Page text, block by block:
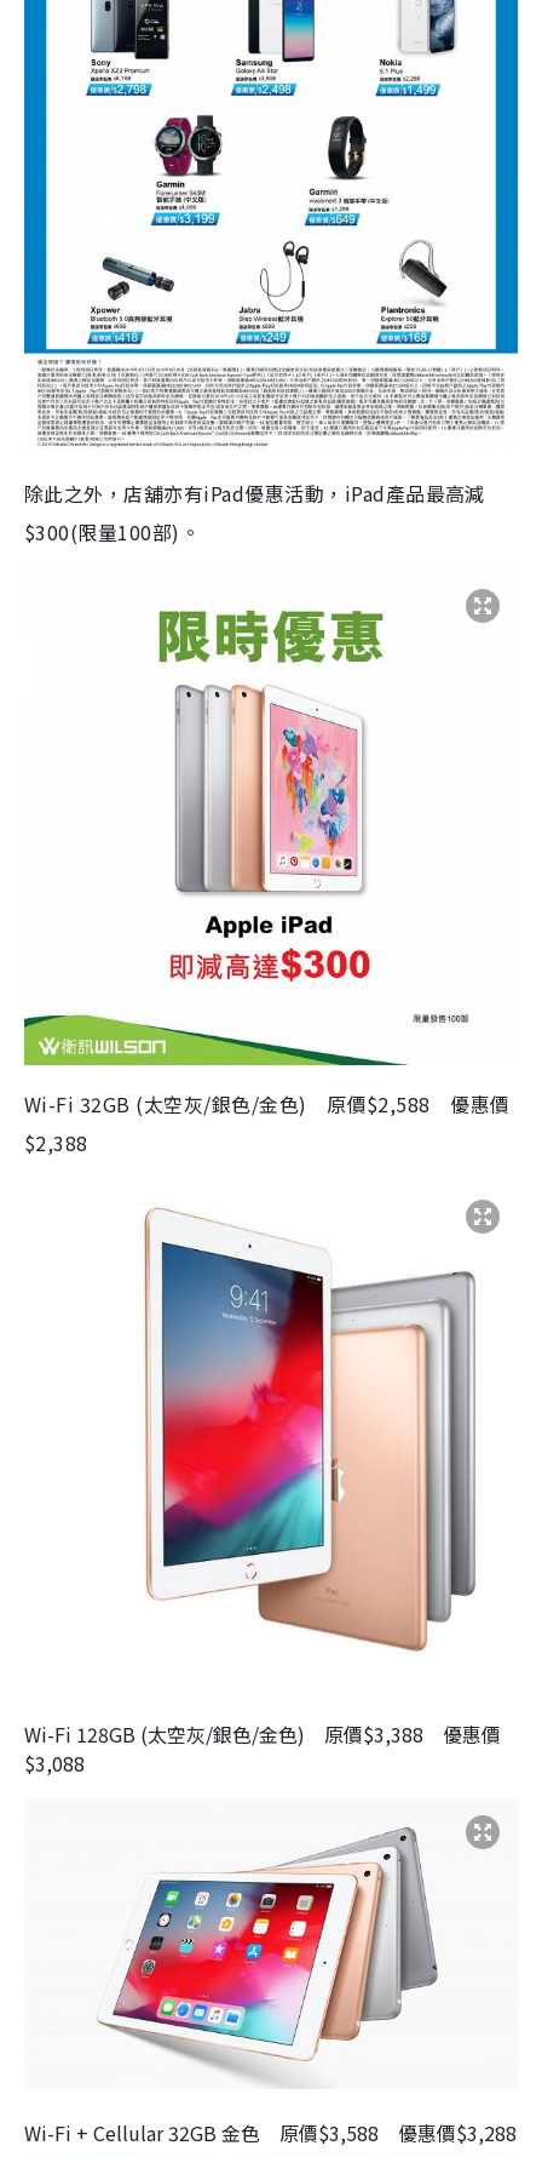
除此之外，店舖亦有iPad優惠活動，iPad產品最高減
$300(限量100部)。
Wi-Fi 32GB (太空灰/銀色/金色) 原價$2,588 優惠價
$2,388
Wi-Fi 128GB (太空灰/銀色/金色) 原價$3,388 優惠價
$3,088
Wi-Fi + Cellular 32GB 金色 原價$3,588 優惠價$3,288